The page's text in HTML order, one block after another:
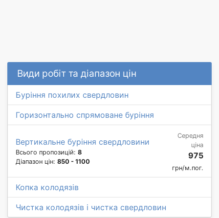
Види робіт та діапазон цін
Буріння похилих свердловин
Горизонтально спрямоване буріння
Вертикальне буріння свердловини
Всього пропозицій: 8
Діапазон цін: 850 - 1100
Середня
ціна
975
грн/м.пог.
Копка колодязів
Чистка колодязів і чистка свердловин